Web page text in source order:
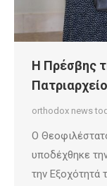
Η Πρέσβης
orthodox news
Ο
υποδέχθηκε
την Εξοχότητά